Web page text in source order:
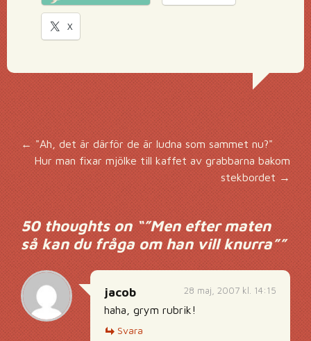
X
Inläggsnavigering
←"Ah, det är därför de är ludna som sammet nu?"
Hur man fixar mjölke till kaffet av grabbarna bakom
stekbordet→
50 thoughts on “”Men efter maten
så kan du fråga om han vill knurra””
28 maj, 2007 kl. 14:15
jacob
haha, grym rubrik!
Svara